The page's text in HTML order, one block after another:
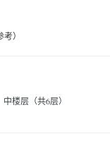
）
中楼层（共6层）